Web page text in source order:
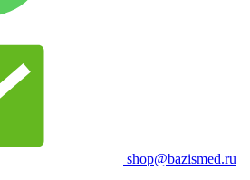
shop@bazismed.ru